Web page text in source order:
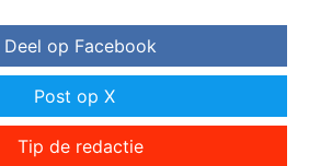
Deel op Facebook
Post op X
Tip de redactie